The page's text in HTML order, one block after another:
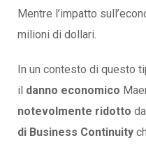
Mentre l’impatto
milioni di dollari.
In un contesto di questo
il danno economico
notevolmente ridotto
di Business Continuity